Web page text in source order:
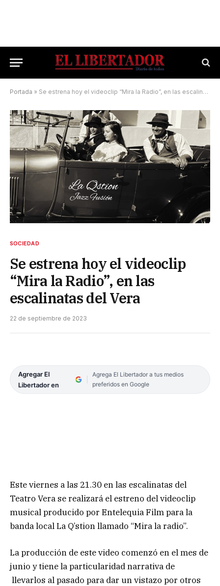
Portada » Se estrena hoy el videoclip “Mira la Radio”, en las escalinatas del Vera
SOCIEDAD
Se estrena hoy el videoclip
“Mira la Radio”, en las
escalinatas del Vera
22 de septiembre de 2023
Agregar El
Libertador en
Agrega El Libertador a tus medios
preferidos en Google
Este viernes a las 21.30 en las escalinatas del
Teatro Vera se realizará el estreno del videoclip
musical producido por Entelequia Film para la
banda local La Q’stion llamado “Mira la radio”.
La producción de este video comenzó en el mes de
junio y tiene la particularidad narrativa de
llevarlos al pasado para dar un vistazo por otros